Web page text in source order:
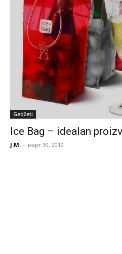
Gedžeti
Ice Bag – idealan
J.M. - март 30, 2019